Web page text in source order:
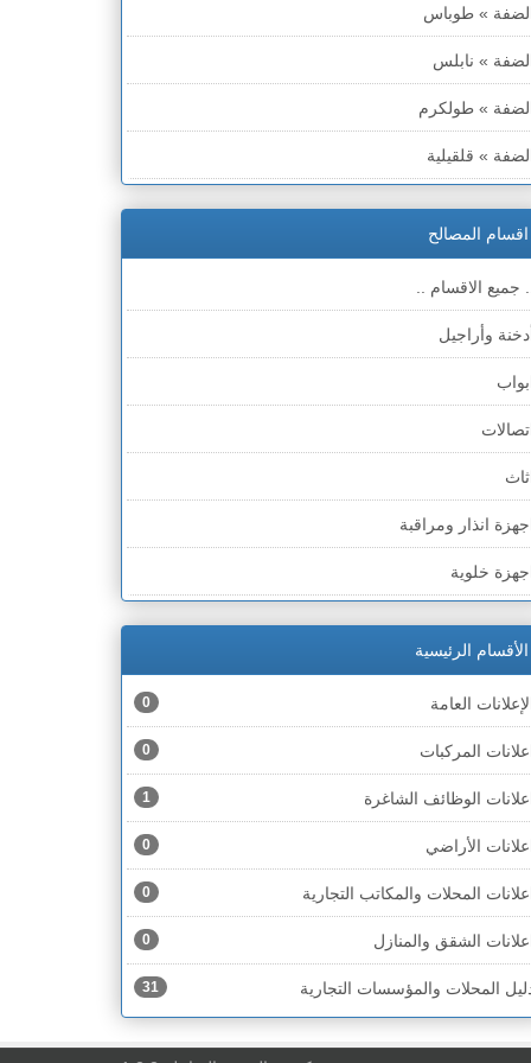
» طوباس
» نابلس
» طولكرم
» قلقيلية
الضفة » رام الله والبيره
» أريحا
» الخليل
» بيت لحم
غزة
الأخضر » حيفا
الأخضر » رهط
الأخضر » أم الفحم
الأخضر » الناصرة
الأخضر » عكا ونهاريا
الأخضر » الجليل
الأخضر » مرج ابن عامر
الأخضر » البطوف
الأخضر » الجولان
الأخضر » الشارون
الأخضر » القدس
اقسام المصالح
.. جميع الاقسام ..
وأراجيل
انذار ومراقبة
خلوية
اجهزة كهربائية
مكتبية
رياضية
صحية
كهربائية
منزلية
الأقسام الرئيسية
العامة 0
المركبات 0
الوظائف الشاغرة 1
الأراضي 0
المحلات والمكاتب التجارية 0
الشقق والمنازل 0
المحلات والمؤسسات التجارية 31